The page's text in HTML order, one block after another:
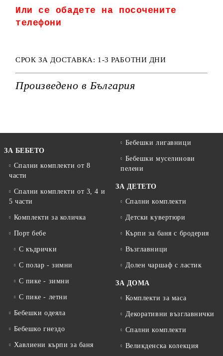
Или се обадете на посочените
телефони
СРОК ЗА ДОСТАВКА: 1-3 РАБОТНИ ДНИ
Произведено в България
ЗА БЕБЕТО
Спални комплекти от 8
части
Спални комплекти от 3, 4 и
5 части
Комплекти за количка
Порт бебе
С къдрички
С полар - зимни
С пике - зимни
С пике - летни
Бебешки одеяла
Бебешко гнездо
Хавлиени кърпи за баня
Бебешки лигавници
Бебешки муселинови
пелени
ЗА ДЕТЕТО
Спални комплекти
Детски кувертюри
Кърпи за баня с бродерия
Възглавници
Долен чаршаф с ластик
ЗА ДОМА
Комплекти за маса
Декоративни възглавнички
Спални комплекти
Великденска колекция